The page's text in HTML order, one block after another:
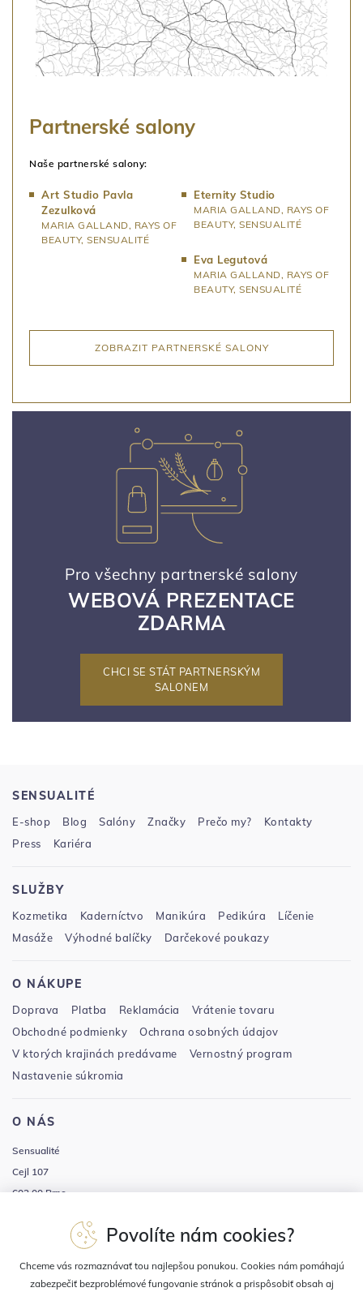
Partnerské salony
Naše partnerské salony:
Art Studio Pavla
Zezulková
MARIA GALLAND, RAYS OF
BEAUTY, SENSUALITÉ
Eternity Studio
MARIA GALLAND, RAYS OF
BEAUTY, SENSUALITÉ
Eva Legutová
MARIA GALLAND, RAYS OF
BEAUTY, SENSUALITÉ
ZOBRAZIT PARTNERSKÉ SALONY
Pro všechny partnerské salony
WEBOVÁ PREZENTACE
ZDARMA
CHCI SE STÁT PARTNERSKÝM
SALONEM
SENSUALITÉ
E-shop Blog Salóny Značky Prečo my?
Kontakty
Press
Kariéra
SLUŽBY
Kozmetika Kaderníctvo Manikúra Pedikúra
Líčenie
Masáže
Výhodné balíčky Darčekové poukazy
O NÁKUPE
Doprava Platba Reklamácia
Vrátenie tovaru
Obchodné podmienky
Ochrana osobných údajov
V ktorých krajinách predávame
Vernostný program
Nastavenie súkromia
O NÁS
Sensualité
Cejl 107
602 00 Brno
Tel.: +420 533 433 133, 727 875 291
objednavky@sensualite.cz
Povolíte nám cookies?
Chceme vás rozmaznávať tou najlepšou ponukou. Cookies nám pomáhajú
zabezpečiť bezproblémové fungovanie stránok a prispôsobiť obsah aj